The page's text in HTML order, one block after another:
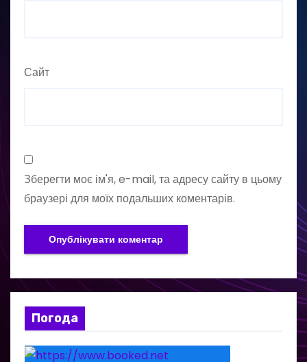
Сайт
Зберегти моє ім'я, e-mail, та адресу сайту в цьому
браузері для моїх подальших коментарів.
Погода